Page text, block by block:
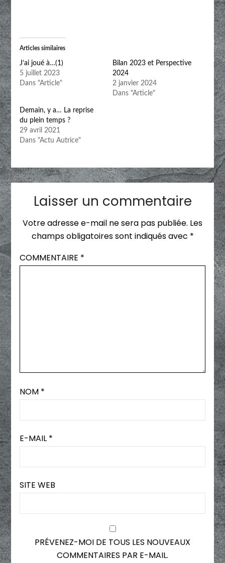
Articles similaires
J’ai joué à…(1)
5 juillet 2023
Dans "Article"
Bilan 2023 et Perspective
2024
2 janvier 2024
Dans "Article"
Demain, y a… La reprise
du plein temps ?
29 avril 2021
Dans "Actu Autrice"
Laisser un commentaire
Votre adresse e-mail ne sera pas publiée. Les
champs obligatoires sont indiqués avec *
COMMENTAIRE *
NOM *
E-MAIL *
SITE WEB
PRÉVENEZ-MOI DE TOUS LES NOUVEAUX
COMMENTAIRES PAR E-MAIL.